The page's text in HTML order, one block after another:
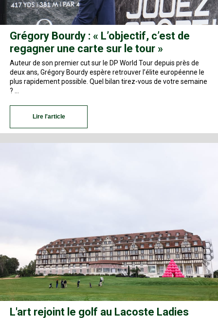
Grégory Bourdy : « L’objectif, c’est de
regagner une carte sur le tour »
Auteur de son premier cut sur le DP World Tour depuis près de
deux ans, Grégory Bourdy espère retrouver l’élite européenne le
plus rapidement possible. Quel bilan tirez-vous de votre semaine
? …
Lire l'article
L'art rejoint le golf au Lacoste Ladies